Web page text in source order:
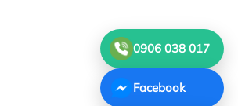
0906 038 017
Facebook